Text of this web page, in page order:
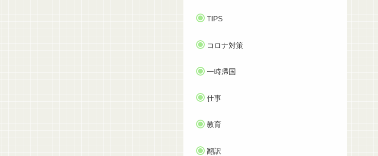
TIPS
コロナ対策
一時帰国
仕事
教育
翻訳